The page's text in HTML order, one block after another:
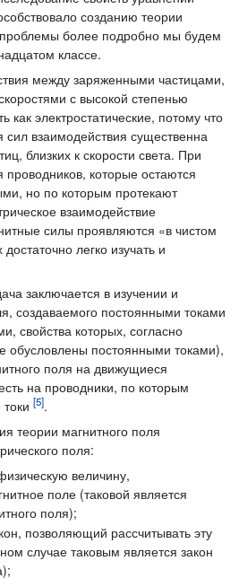
созданию теории
проблемы более подробно мы будем
классе.
между заряженными частицами,
с высокой степенью
как электростатические, потому что
взаимодействия существенна
близких к скорости света. При
проводников, которые остаются
но по которым протекают
взаимодействие
силы проявляются «в чистом
легко изучать и
заключается в изучении и
создаваемого постоянными токами
свойства которых, согласно
обусловлены постоянными токами),
поля на движущиеся
на проводники, по которым
[5].
теории магнитного поля
поля:
величину,
поле (таковой является
поля);
позволяющий рассчитывать эту
случае таковым является закон